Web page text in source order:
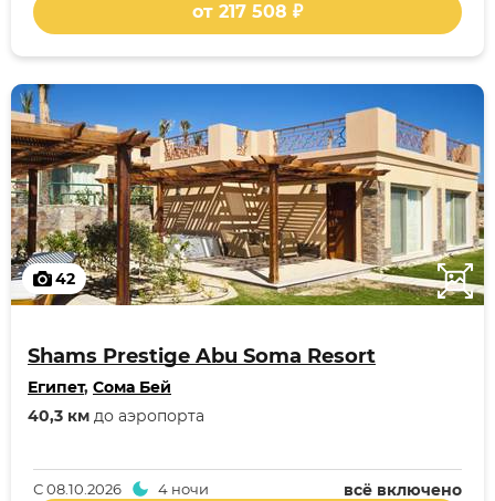
от 217 508 ₽
42
Shams Prestige Abu Soma Resort
Египет, Сома Бей
40,3 км до аэропорта
всё включено
С08.10.2026 4 ночи